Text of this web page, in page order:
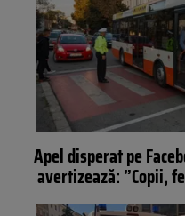
Apel disperat pe
avertizează: ”Copii,